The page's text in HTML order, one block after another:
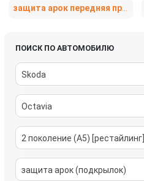
ПОИСК ПО АВТОМОБИЛЮ
Skoda
Octavia
2 поколение (A5) [рестайлинг]
защита арок (подкрылок)